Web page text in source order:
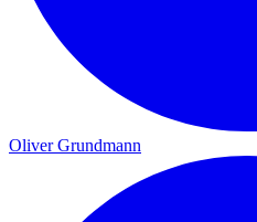
Oliver Grundmann